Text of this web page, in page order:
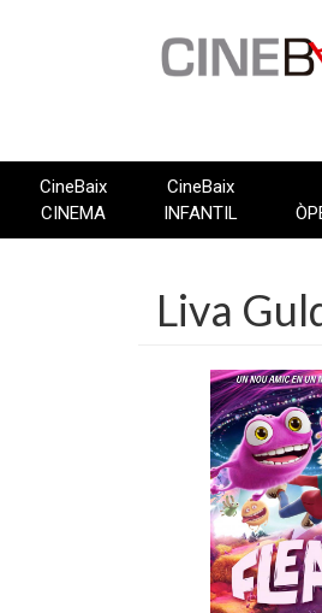
CineBaix
CINEMA
CineBaix
INFANTIL
Liva